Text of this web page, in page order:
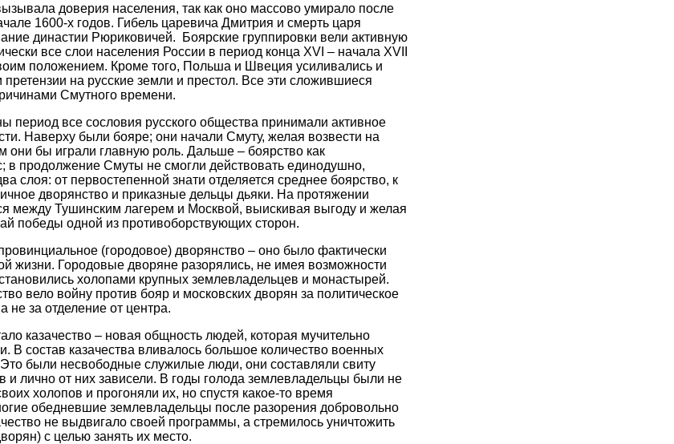
доверия населения, так как оно массово умирало после
1600-х годов. Гибель царевича Дмитрия и смерть царя
династии Рюриковичей. Боярские группировки вели активную
все слои населения России в период конца XVI – начала XVII
положением. Кроме того, Польша и Швеция усиливались и
на русские земли и престол. Все эти сложившиеся
Смутного времени.
период все сословия русского общества принимали активное
Наверху были бояре; они начали Смуту, желая возвести на
они бы играли главную роль. Дальше – боярство как
в продолжение Смуты не смогли действовать единодушно,
слоя: от первостепенной знати отделяется среднее боярство, к
дворянство и приказные дельцы дьяки. На протяжении
между Тушинским лагерем и Москвой, выискивая выгоду и желая
победы одной из противоборствующих сторон.
(городовое) дворянство – оно было фактически
жизни. Городовые дворяне разорялись, не имея возможности
холопами крупных землевладельцев и монастырей.
вело войну против бояр и московских дворян за политическое
не за отделение от центра.
казачество – новая общность людей, которая мучительно
В состав казачества вливалось большое количество военных
были несвободные служилые люди, они составляли свиту
и лично от них зависели. В годы голода землевладельцы были не
холопов и прогоняли их, но спустя какое-то время
обедневшие землевладельцы после разорения добровольно
не выдвигало своей программы, а стремилось уничтожить
с целью занять их место.